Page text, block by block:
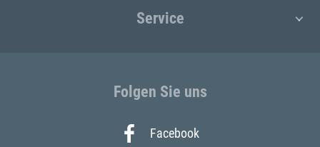
Service
Folgen Sie uns
Facebook